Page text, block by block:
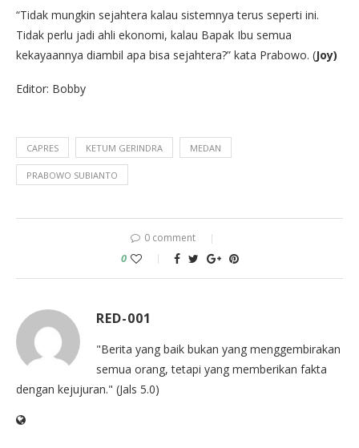
“Tidak mungkin sejahtera kalau sistemnya terus seperti ini.
Tidak perlu jadi ahli ekonomi, kalau Bapak Ibu semua
kekayaannya diambil apa bisa sejahtera?” kata Prabowo. (Joy)
Editor: Bobby
CAPRES KETUM GERINDRA MEDAN
PRABOWO SUBIANTO
0 comment
0
RED-001
"Berita yang baik bukan yang menggembirakan
semua orang, tetapi yang memberikan fakta
dengan kejujuran." (Jals 5.0)